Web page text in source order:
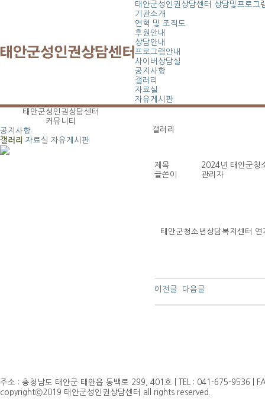
태안군성인권상담센터
상담및프로그
기관소개
연혁 및 조직도
후원안내
상담안내
프로그램안내
사이버상담실
공지사항
갤러리
자료실
자유게시판
태안군성인권상담센터
커뮤니티
공지사항
갤러리
자료실 자유게시판
갤러리
제목
2024년 태안군청
글쓴이
관리자
태안군청소년상담복지센터
이전글 다음글
주소 : 충청남도 태안군 태안읍 동백로 299, 401호 | TEL : 041-675-9536 |
copyrightⓒ2019 태안군성인권상담센터 all rights reserved.